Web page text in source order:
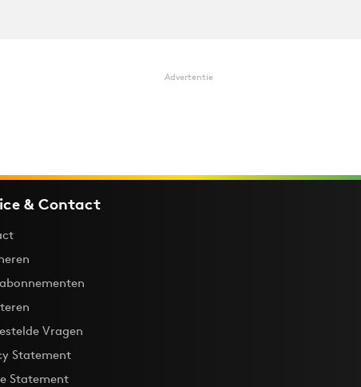
Advertentie
& Contact
Vragen
Statement
Statement